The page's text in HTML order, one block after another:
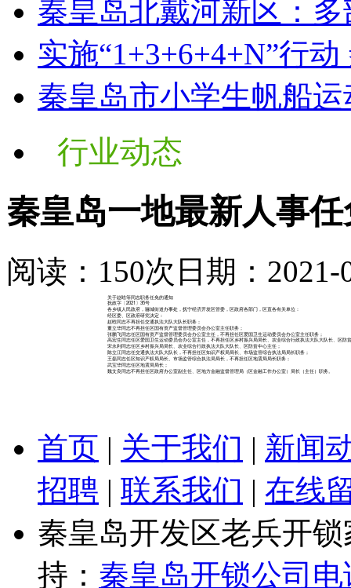
秦皇岛北戴河新区：多
实施“1+3+6+4+N”行动
秦皇岛市小学生帆船运
行业动态
秦皇岛一地最新人事任
阅读：150次 日期：2021-
关于赵晗等同志职务任免的通知
抚政字〔2021〕35号
各乡镇人民政府，骊城街道办事处，抚宁经济开发区管委，区政府各部门，区直各有关单位：
经区委、区政府研究决定：
赵晗同志不再担任交通执法大队大队长职务；
董立华同志不再担任区国有资产监督管理委员会办公室主任职务；
张鹏飞同志任区国有资产监督管理委员会办公室主任，不再担任区爱国卫生运动委员会办公室主任职务；
高宏生同志任区爱国卫生运动委员会办公室主任，不再担任区乡村振兴局局长、农业综合行政执法大队大队长、区防
宋永利同志任区乡村振兴局局长、农业综合行政执法大队大队长、区防贫中心主任；
陈立江同志任交通执法大队大队长，不再担任区知识产权局局长、市场监管综合执法局局长职务；
王磊同志任区知识产权局局长、市场监管综合执法局局长，不再担任区地震局局长职务；
武宝华同志任区地震局局长；
魏文良同志不再担任区政府办公室副主任、区地方金融监督管理局（区金融工作办公室）局长（主任）职务。
首页 | 关于我们 | 新闻
招聘 | 联系我们 | 在线
秦皇岛开发区老兵开
持： 秦皇岛开锁公司电